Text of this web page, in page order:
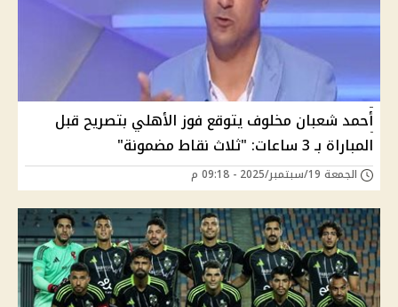
أحمد شعبان مخلوف يتوقع فوز الأهلي بتصريح قبل
المباراة بـ 3 ساعات: "ثلاث نقاط مضمونة"
الجمعة 19/سبتمبر/2025 - 09:18 م